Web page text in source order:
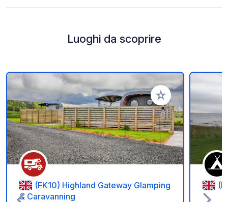
Luoghi da scoprire
Aggiungi ai tuoi
(FK10) Highland Gateway Glamping
& Caravanning